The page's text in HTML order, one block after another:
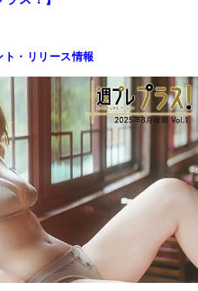
ト・リリース情報